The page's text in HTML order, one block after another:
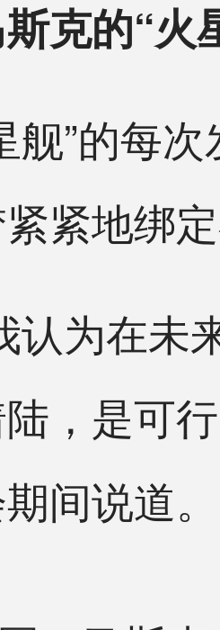
克的“火
”的每次
紧地绑
为在未来
，是可
间说道。